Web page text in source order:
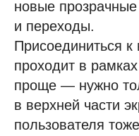
новые
и переходы.
Присоединиться к
проходит в
проще — нужно
в верхней части
пользователя